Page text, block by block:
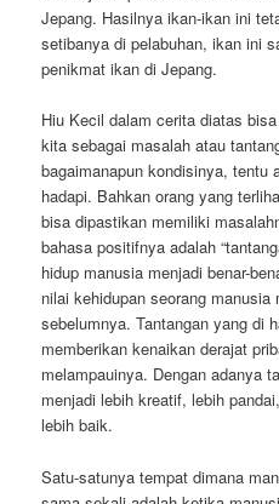
Jepang. Hasilnya ikan-ikan ini
setibanya di pelabuhan, ikan ini
penikmat ikan di Jepang.
Hiu Kecil dalam cerita diatas
kita sebagai masalah atau
bagaimanapun kondisinya, tentu
hadapi. Bahkan orang yang
bisa dipastikan memiliki
bahasa positifnya adalah
hidup manusia menjadi benar-
nilai kehidupan seorang manusia
sebelumnya. Tantangan yang di
memberikan kenaikan derajat
melampauinya. Dengan adanya
menjadi lebih kreatif, lebih
lebih baik.
Satu-satunya tempat dimana